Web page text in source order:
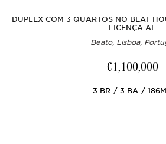
DUPLEX COM 3 QUARTOS NO BEAT
LICENÇA AL
Beato, Lisboa,
€1,100,000
3 BR 3 BA